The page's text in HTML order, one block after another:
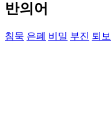
반의어
침묵 은폐 비밀 부진 퇴보